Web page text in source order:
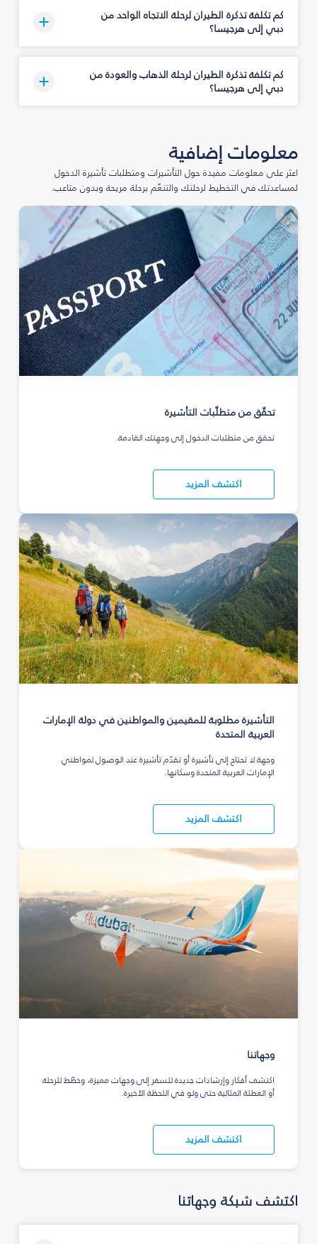
كم تكلفة تذكرة الطيران لرحلة الاتجاه الواحد من
دبي إلى هرجيسا؟
كم تكلفة تذكرة الطيران لرحلة الذهاب والعودة من
دبي إلى هرجيسا؟
معلومات إضافية
اعثر على معلومات مفيدة حول التأشيرات ومتطلبات تأشيرة الدخول
لمساعدتك في التخطيط لرحلتك والتنعّم برحلة مريحة وبدون متاعب.
تحقّق من متطلّبات التأشيرة
تحقق من متطلبات الدخول إلى وجهتك القادمة.
اكتشف المزيد
التأشيرة مطلوبة للمقيمين والمواطنين في دولة الإمارات
العربية المتحدة
وجهة لا تحتاج إلى تأشيرة أو تقدّم تأشيرة عند الوصول لمواطني
الإمارات العربية المتحدة وسكانها.
اكتشف المزيد
وجهاتنا
اكتشف أفكار وإرشادات جديدة للسفر إلى وجهات مميزة، وخطّط للرحلة
أو العطلة المثالية حتى ولو في اللحظة الأخيرة.
اكتشف المزيد
اكتشف شبكة وجهاتنا